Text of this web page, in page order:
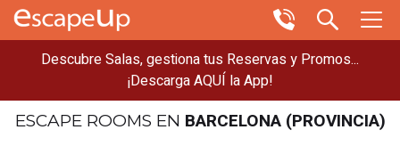
Descubre Salas, gestiona tus Reservas y Promos...
¡Descarga AQUÍ la App!
ESCAPE ROOMS EN BARCELONA (PROVINCIA)